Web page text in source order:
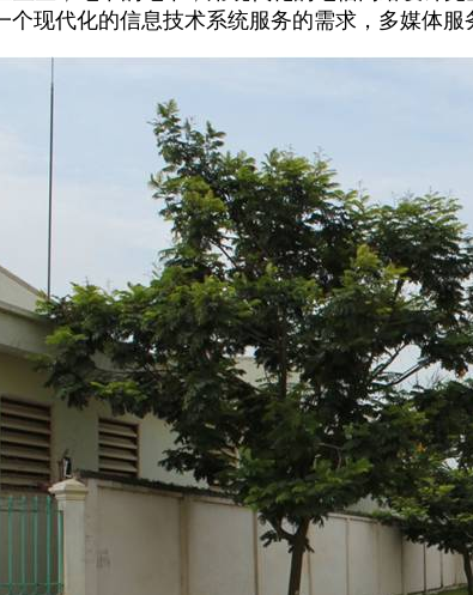
现代化的信息技术系统服务的需求，多媒体